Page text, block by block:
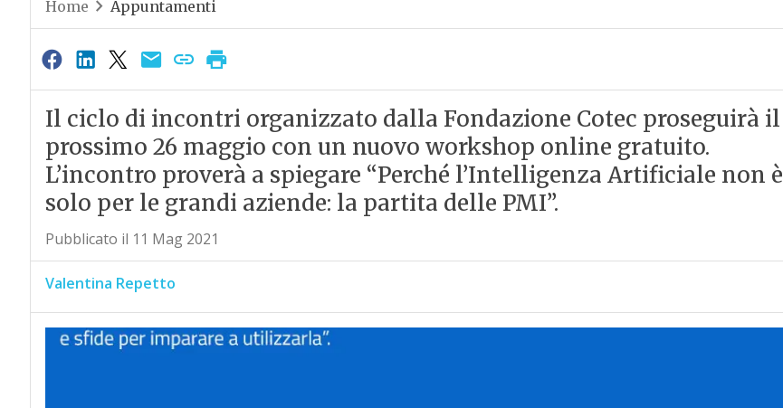
Home Appuntamenti
Il ciclo di incontri organizzato dalla Fondazione Cotec proseguirà il
prossimo 26 maggio con un nuovo workshop online gratuito.
L’incontro proverà a spiegare “Perché l’Intelligenza Artificiale non è
solo per le grandi aziende: la partita delle PMI”.
Pubblicato il 11 Mag 2021
Valentina Repetto